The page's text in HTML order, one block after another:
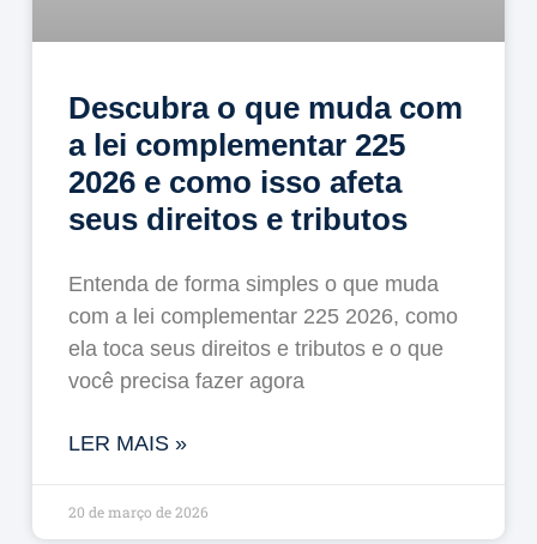
Descubra o que muda com
a lei complementar 225
2026 e como isso afeta
seus direitos e tributos
Entenda de forma simples o que muda
com a lei complementar 225 2026, como
ela toca seus direitos e tributos e o que
você precisa fazer agora
LER MAIS »
20 de março de 2026